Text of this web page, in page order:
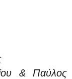
& Παύλος